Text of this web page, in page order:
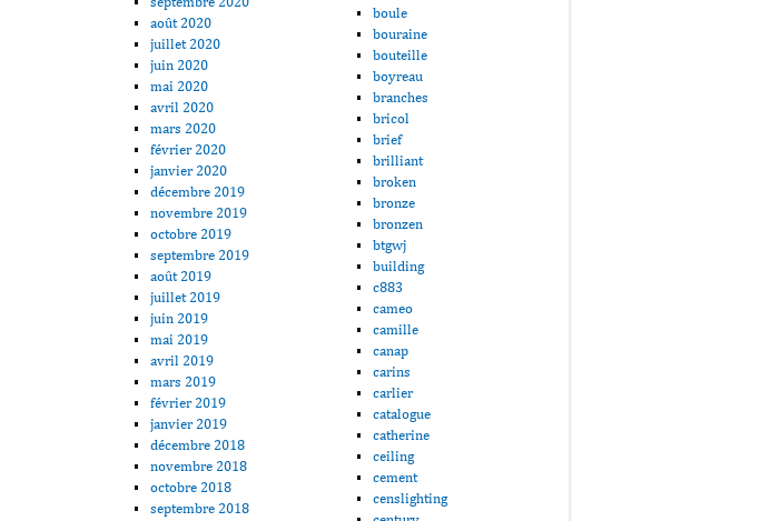
août 2020
juillet 2020
juin 2020
mai 2020
avril 2020
mars 2020
février 2020
janvier 2020
décembre 2019
novembre 2019
octobre 2019
septembre 2019
août 2019
juillet 2019
juin 2019
mai 2019
avril 2019
mars 2019
février 2019
janvier 2019
décembre 2018
novembre 2018
octobre 2018
septembre 2018
boule
bouraine
bouteille
boyreau
branches
bricol
brief
brilliant
broken
bronze
bronzen
btgwj
building
c883
cameo
camille
canap
carins
carlier
catalogue
catherine
ceiling
cement
censlighting